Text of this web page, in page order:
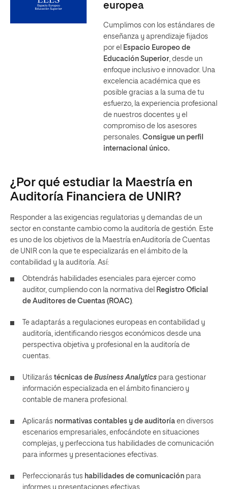
europea
Cumplimos con los estándares de
enseñanza y aprendizaje fijados
por el Espacio Europeo de
Educación Superior, desde un
enfoque inclusivo e innovador. Una
excelencia académica que es
posible gracias a la suma de tu
esfuerzo, la experiencia profesional
de nuestros docentes y el
compromiso de los asesores
personales.Consigue un perfil
internacional único.
¿Por qué estudiar la Maestría en
Auditoría Financiera de UNIR?
Responder a las exigencias regulatorias y demandas de un
sector en constante cambio como la auditoría de gestión. Este
es uno de los objetivos de la Maestría en Auditoría de Cuentas
de UNIR con la que te especializarás en el ámbito de la
contabilidad y la auditoría. Así:
Obtendrás habilidades esenciales para ejercer como
auditor, cumpliendo con la normativa del Registro Oficial
de Auditores de Cuentas (ROAC).
Te adaptarás a regulaciones europeas en contabilidad y
auditoría, identificando riesgos económicos desde una
perspectiva objetiva y profesional en la auditoría de
cuentas.
Utilizarás técnicas de Business Analytics para gestionar
información especializada en el ámbito financiero y
contable de manera profesional.
Aplicarás normativas contables y de auditoría en diversos
escenarios empresariales, enfocándote en situaciones
complejas, y perfecciona tus habilidades de comunicación
para informes y presentaciones efectivas.
Perfeccionarás tus habilidades de comunicación para
informes y presentaciones efectivas.